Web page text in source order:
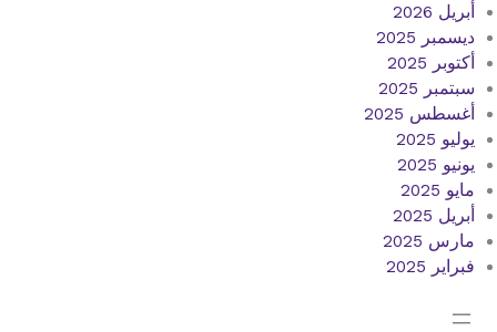
أبريل 2026
ديسمبر 2025
أكتوبر 2025
سبتمبر 2025
أغسطس 2025
يوليو 2025
يونيو 2025
مايو 2025
أبريل 2025
مارس 2025
فبراير 2025